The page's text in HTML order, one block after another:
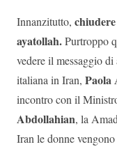
Innanzitutto,
ayatollah.Purtroppo
vedere il messaggio
italiana in Iran, Paola
incontro con il
Abdollahian, la
Iran le donne